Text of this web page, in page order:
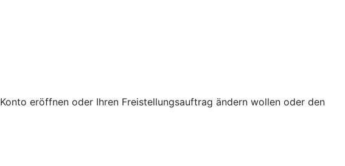
eröffnen oder Ihren Freistellungsauftrag ändern wollen oder den